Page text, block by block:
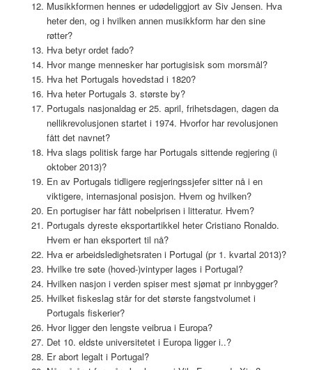
Musikkformen hennes er udødeliggjort av Siv Jensen. Hva
heter den, og i hvilken annen musikkform har den sine
røtter?
Hva betyr ordet fado?
Hvor mange mennesker har portugisisk som morsmål?
Hva het Portugals hovedstad i 1820?
Hva heter Portugals 3. største by?
Portugals nasjonaldag er 25. april, frihetsdagen, dagen da
nellikrevolusjonen startet i 1974. Hvorfor har revolusjonen
fått det navnet?
Hva slags politisk farge har Portugals sittende regjering (i
oktober 2013)?
En av Portugals tidligere regjeringssjefer sitter nå i en
viktigere, internasjonal posisjon. Hvem og hvilken?
En portugiser har fått nobelprisen i litteratur. Hvem?
Portugals dyreste eksportartikkel heter Cristiano Ronaldo.
Hvem er han eksportert til nå?
Hva er arbeidsledighetsraten i Portugal (pr 1. kvartal 2013)?
Hvilke tre søte (hoved-)vintyper lages i Portugal?
Hvilken nasjon i verden spiser mest sjømat pr innbygger?
Hvilket fiskeslag står for det største fangstvolumet i
Portugals fiskerier?
Hvor ligger den lengste veibrua i Europa?
Det 10. eldste universitetet i Europa ligger i..?
Er abort legalt i Portugal?